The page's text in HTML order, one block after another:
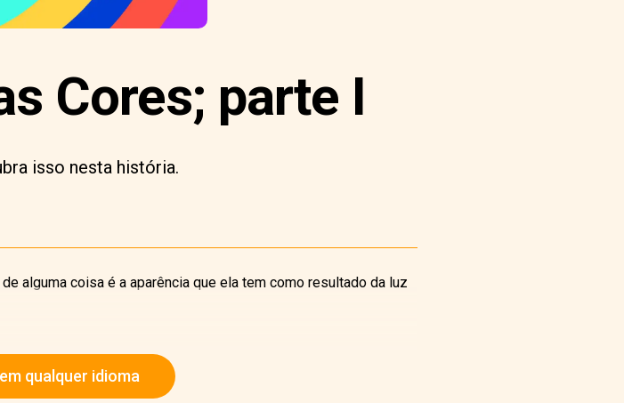
Cores; parte I
isso nesta história.
alguma coisa é a aparência que ela tem como resultado da luz
qualquer idioma